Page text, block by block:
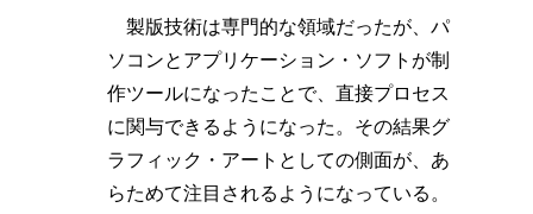
製版技術は専門的な領域だったが、パ
ソコンとアプリケーション・ソフトが制
作ツールになったことで、直接プロセス
に関与できるようになった。その結果グ
ラフィック・アートとしての側面が、あ
らためて注目されるようになっている。